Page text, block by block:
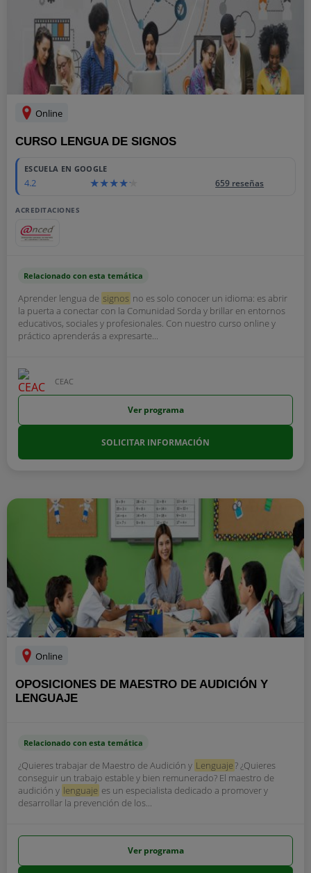
Online
CURSO LENGUA DE SIGNOS
ESCUELA EN GOOGLE
4.2 659 reseñas
ACREDITACIONES
Relacionado con esta temática
Aprender lengua de signos no es solo conocer un idioma: es abrir
la puerta a conectar con la Comunidad Sorda y brillar en entornos
educativos, sociales y profesionales. Con nuestro curso online y
práctico aprenderás a expresarte...
CEAC
Ver programa
SOLICITAR INFORMACIÓN
Online
OPOSICIONES DE MAESTRO DE AUDICIÓN Y
LENGUAJE
Relacionado con esta temática
¿Quieres trabajar de Maestro de Audición y Lenguaje? ¿Quieres
conseguir un trabajo estable y bien remunerado? El maestro de
audición y lenguaje es un especialista dedicado a promover y
desarrollar la prevención de los...
Ver programa